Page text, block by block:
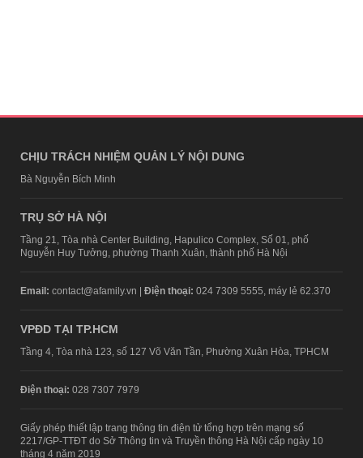
CHỊU TRÁCH NHIỆM QUẢN LÝ NỘI DUNG
Bà Nguyễn Bích Minh
TRỤ SỞ HÀ NỘI
Tầng 21, Tòa nhà Center Building, Hapulico Complex, Số 01, phố
Nguyễn Huy Tưởng, phường Thanh Xuân, thành phố Hà Nội
Email: contact@afamily.vn | Điện thoại: 024 7309 5555, máy lẻ 62.370
VPĐD TẠI TP.HCM
Tầng 4, Tòa nhà 123, số 127 Võ Văn Tần, Phường Xuân Hòa, TPHCM
Điện thoại: 028 7307 7979
Giấy phép thiết lập trang thông tin điện tử tổng hợp trên mạng số
2217/GP-TTĐT do Sở Thông tin và Truyền thông Hà Nội cấp ngày 10
tháng 4 năm 2019